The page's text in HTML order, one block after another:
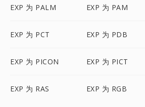
EXP 为 PALM EXP 为 PAM
EXP 为 PCT EXP 为 PDB
EXP 为 PICON EXP 为 PICT
EXP 为 RAS EXP 为 RGB